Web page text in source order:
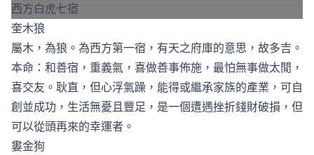
西方白虎七宿
奎木狼
屬木，為狼。為西方第一宿，有天之府庫的意思，故多吉。
本命：和善宿，重義氣，喜做善事佈施，最怕無事做太閒，
喜交友。耿直，但心浮氣躁，能得或繼承家族的產業，可自
創並成功，生活無憂且豐足，是一個遭遇挫折錢財破損，但
可以從頭再來的幸運者。
婁金狗